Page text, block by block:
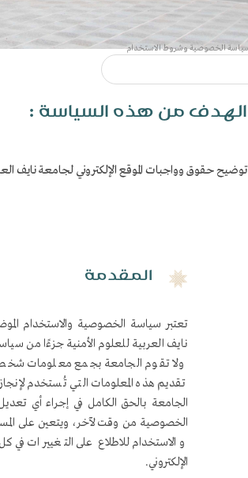
​​: الهدف من هذه السياسة
توضيح حقوق وواجبات الموقع الإلكتروني لجامعة نايف
المقدمة
تعتبر سياسة الخصوصية والاستخدام
نايف العربية للعلوم الأمنية جزءًا من
ولا تقوم الجامعة بجمع معلومات
تقديم هذه المعلومات التي تُستخدم
الجامعة بالحق الكامل في إجراء أي
الخصوصية من وقت لآخر، ويتعين على
والاستخدام للاطلاع على التغييرات في
الإلكتروني.